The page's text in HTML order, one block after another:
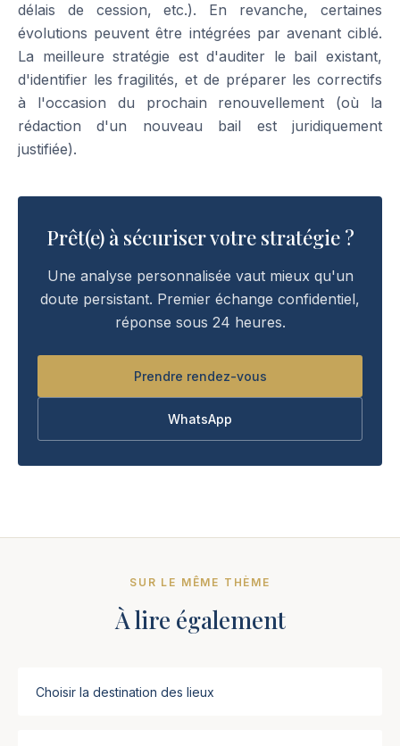
délais de cession, etc.). En revanche, certaines
évolutions peuvent être intégrées par avenant ciblé.
La meilleure stratégie est d'auditer le bail existant,
d'identifier les fragilités, et de préparer les correctifs
à l'occasion du prochain renouvellement (où la
rédaction d'un nouveau bail est juridiquement
justifiée).
Prêt(e) à sécuriser votre stratégie ?
Une analyse personnalisée vaut mieux qu'un
doute persistant. Premier échange confidentiel,
réponse sous 24 heures.
Prendre rendez-vous
WhatsApp
SUR LE MÊME THÈME
À lire également
Choisir la destination des lieux